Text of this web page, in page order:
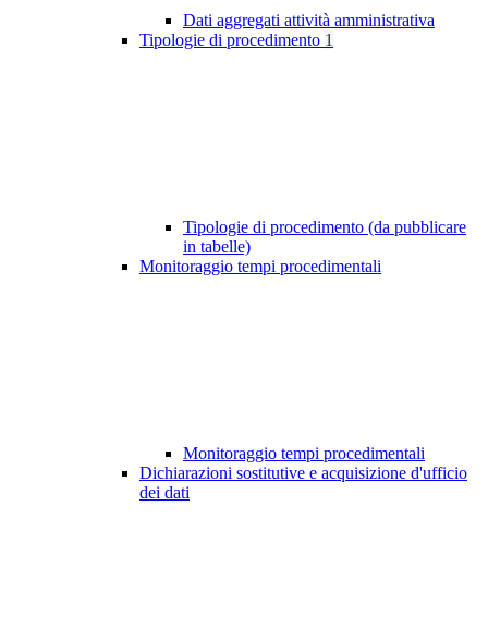
Dati aggregati attività amministrativa
Tipologie di procedimento 1
Tipologie di procedimento (da pubblicare
in tabelle)
Monitoraggio tempi procedimentali
Monitoraggio tempi procedimentali
Dichiarazioni sostitutive e acquisizione d'ufficio
dei dati